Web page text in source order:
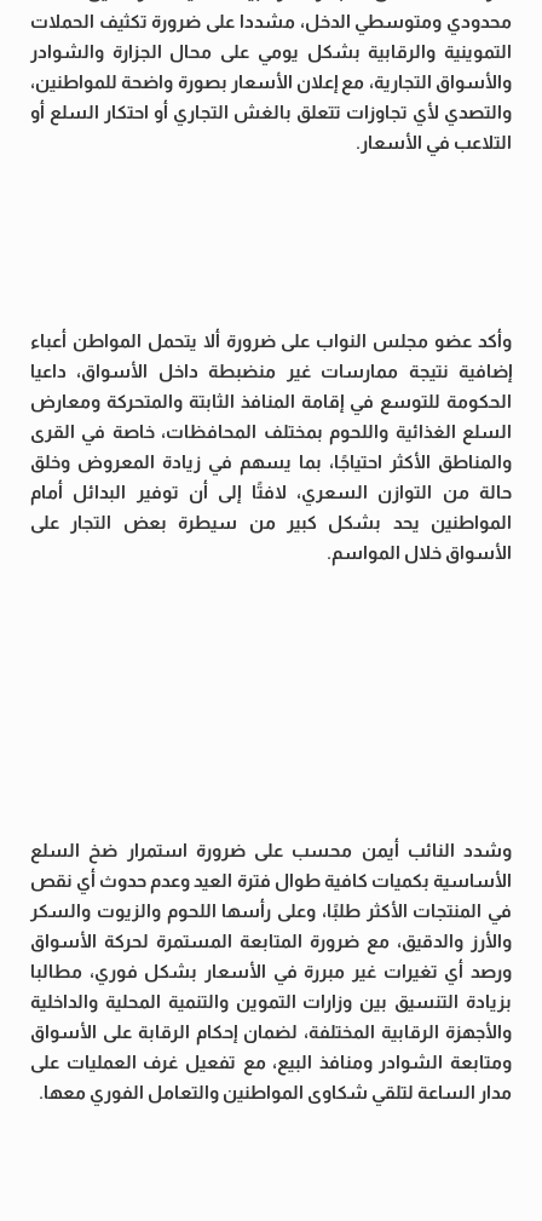
محدودي ومتوسطي الدخل، مشددا على ضرورة تكثيف الحملات
التموينية والرقابية بشكل يومي على محال الجزارة والشوادر
والأسواق التجارية، مع إعلان الأسعار بصورة واضحة للمواطنين،
والتصدي لأي تجاوزات تتعلق بالغش التجاري أو احتكار السلع أو
التلاعب في الأسعار.
وأكد عضو مجلس النواب على ضرورة ألا يتحمل المواطن أعباء
إضافية نتيجة ممارسات غير منضبطة داخل الأسواق، داعيا
الحكومة للتوسع في إقامة المنافذ الثابتة والمتحركة ومعارض
السلع الغذائية واللحوم بمختلف المحافظات، خاصة في القرى
والمناطق الأكثر احتياجًا، بما يسهم في زيادة المعروض وخلق
حالة من التوازن السعري، لافتًا إلى أن توفير البدائل أمام
المواطنين يحد بشكل كبير من سيطرة بعض التجار على
الأسواق خلال المواسم.
وشدد النائب أيمن محسب على ضرورة استمرار ضخ السلع
الأساسية بكميات كافية طوال فترة العيد وعدم حدوث أي نقص
في المنتجات الأكثر طلبًا، وعلى رأسها اللحوم والزيوت والسكر
والأرز والدقيق، مع ضرورة المتابعة المستمرة لحركة الأسواق
ورصد أي تغيرات غير مبررة في الأسعار بشكل فوري، مطالبا
بزيادة التنسيق بين وزارات التموين والتنمية المحلية والداخلية
والأجهزة الرقابية المختلفة، لضمان إحكام الرقابة على الأسواق
ومتابعة الشوادر ومنافذ البيع، مع تفعيل غرف العمليات على
مدار الساعة لتلقي شكاوى المواطنين والتعامل الفوري معها.